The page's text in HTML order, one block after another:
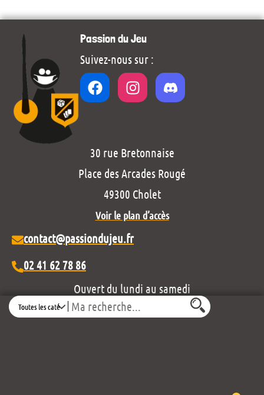
Search
Passion du Jeu
Suivez-nous sur :
30 rue Bretonnaise
Place des Arcades Rougé
49300 Cholet
Voir le plan d’accès
contact@passiondujeu.fr
02 41 62 78 86
Ouvert du lundi au samedi
de 10h00 à 19h30